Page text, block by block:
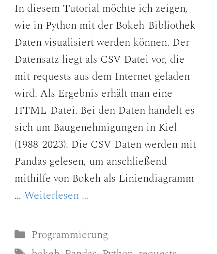
In diesem Tutorial möchte ich zeigen,
wie in Python mit der Bokeh-Bibliothek
Daten visualisiert werden können. Der
Datensatz liegt als CSV-Datei vor, die
mit requests aus dem Internet geladen
wird. Als Ergebnis erhält man eine
HTML-Datei. Bei den Daten handelt es
sich um Baugenehmigungen in Kiel
(1988-2023). Die CSV-Daten werden mit
Pandas gelesen, um anschließend
mithilfe von Bokeh als Liniendiagramm
… Weiterlesen …
Kategorien
Programmierung